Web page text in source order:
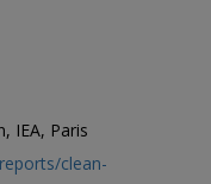
IEA, Paris
clean-